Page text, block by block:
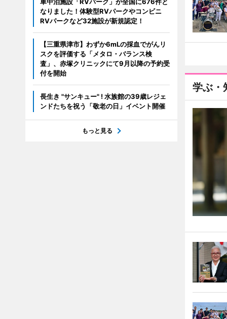
学ぶ・
なりました！体験型RVパークやコンビニ
RVパークなど32施設が新規認定！
【三重県津市】わずか6mLの採血でがんリ
スクを評価する「メタロ・バランス検
査」、赤塚クリニックにて9月以降の予約受
付を開始
長生き "サンキュー" ! 水族館の39歳レジェ
ンドたちを祝う「敬老の日」イベント開催
もっと見る